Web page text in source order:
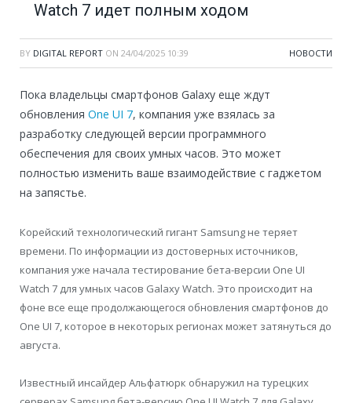
Watch 7 идет полным ходом
BY DIGITAL REPORT ON 24/04/2025 10:39 НОВОСТИ
Пока владельцы смартфонов Galaxy еще ждут
обновления One UI 7, компания уже взялась за
разработку следующей версии программного
обеспечения для своих умных часов. Это может
полностью изменить ваше взаимодействие с гаджетом
на запястье.
Корейский технологический гигант Samsung не теряет
времени. По информации из достоверных источников,
компания уже начала тестирование бета-версии One UI
Watch 7 для умных часов Galaxy Watch. Это происходит на
фоне все еще продолжающегося обновления смартфонов до
One UI 7, которое в некоторых регионах может затянуться до
августа.
Известный инсайдер Альфатюрк обнаружил на турецких